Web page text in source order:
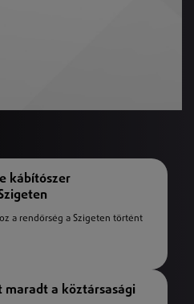
kábítószer
a rendőrség a Szigeten történt
maradt a köztársasági